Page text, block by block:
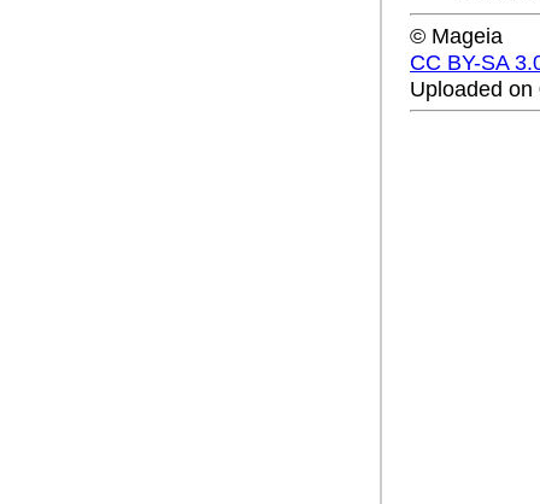
© Mageia
CC BY-SA
Uploaded